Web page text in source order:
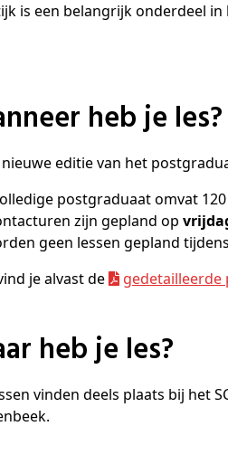
is een belangrijk onderdeel
heb je les?
nieuwe editie van het
postgraduaat omvat
zijn gepland op
geen lessen gepland
je alvast de
gedetailleerde
heb je les?
vinden deels plaats bij het